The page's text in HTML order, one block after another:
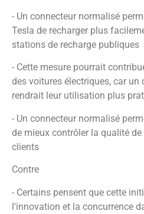
- Un connecteur normalisé
Tesla de recharger plus
stations de recharge publiques
- Cette mesure pourrait
des voitures électriques, car
rendrait leur utilisation plus
- Un connecteur normalisé
de mieux contrôler la qualité
clients
Contre
- Certains pensent que cette
l'innovation et la concurrence